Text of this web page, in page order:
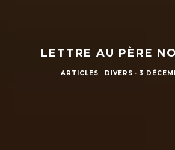
LETTRE AU PÈRE
ARTICLES DIVERS · 3